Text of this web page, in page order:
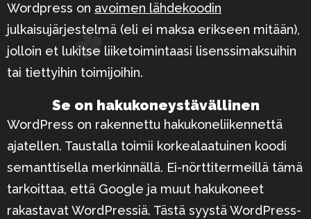
Wordpress on avoimen lähdekoodin
julkaisujärjestelmä (eli ei maksa erikseen mitään),
jolloin et lukitse liiketoimintaasi lisenssimaksuihin
tai tiettyihin toimijoihin.
Se on hakukone­ystävällinen
WordPress on rakennettu hakukoneliikennettä
ajatellen. Taustalla toimii korkealaatuinen koodi
semanttisella merkinnällä. Ei-nörttitermeillä tämä
tarkoittaa, että Google ja muut hakukoneet
rakastavat WordPressiä. Tästä syystä WordPress-